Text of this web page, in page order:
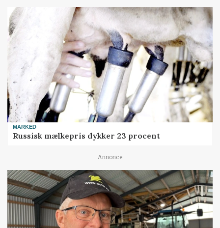
MARKED
Russisk mælkepris dykker 23 procent
Annonce